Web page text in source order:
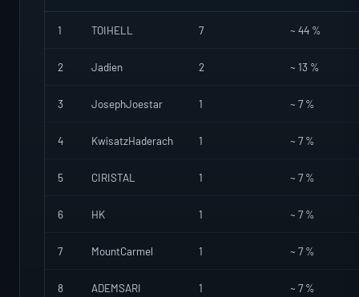
1 TOIHELL 7 ~ 44 %
2 Jadien 2 ~ 13 %
3 JosephJoestar 1 ~ 7 %
4 KwisatzHaderach 1 ~ 7 %
5 CIRISTAL 1 ~ 7 %
6 HK 1 ~ 7 %
7 MountCarmel 1 ~ 7 %
8 ADEMSARI 1 ~ 7 %